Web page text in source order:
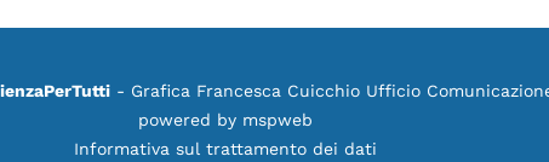
- Grafica Francesca Cuicchio Ufficio
powered by mspweb
Informativa sul trattamento dei dati